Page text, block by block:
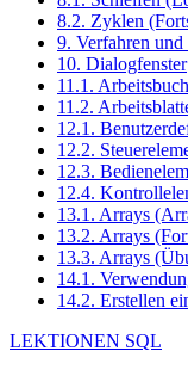
8.2. Zyklen
9. Verfahren
10. Dialogfenster
11.1.
11.2.
12.1.
12.2.
12.3.
12.4.
13.1. Arrays
13.2. Arrays
13.3. Arrays
14.1.
14.2. Erstellen
LEKTIONEN SQL